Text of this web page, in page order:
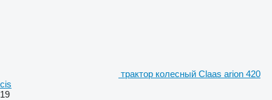
трактор колесный Claas arion 420
cis
19